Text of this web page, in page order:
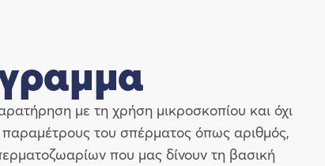
με τη χρήση μικροσκοπίου και όχι
παραμέτρους του σπέρματος όπως αριθμός,
που μας δίνουν τη βασική